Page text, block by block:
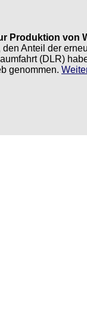
Produktion von
Anteil der
(DLR)
genommen.